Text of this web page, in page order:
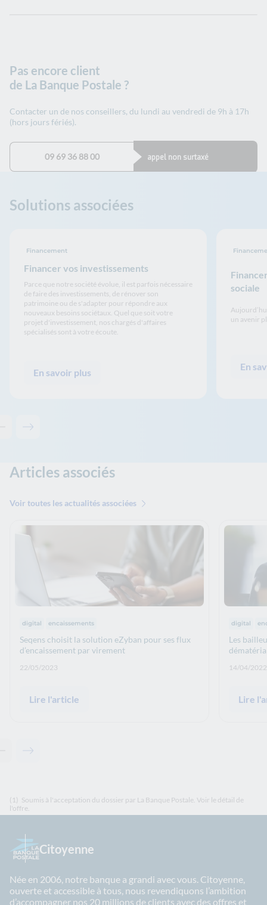
Pas encore client
de La Banque Postale ?
Contacter un de nos conseillers, du lundi au vendredi de 9h à 17h
(hors jours fériés).
09 69 36 88 00 appel non surtaxé
Solutions associées
Financer vos investissements
Financement
Parce que notre société évolue, il est parfois nécessaire
de faire des investissements, de rénover son
patrimoine ou de s'adapter pour répondre aux
nouveaux besoins sociétaux. Quel que soit votre
projet d'investissement, nos chargés d'affaires
spécialisés sont à votre écoute.
En savoir plus
sociale
un avenir
En
Contenu précédent - Solutions associées
Contenu suivant - Solutions associées
Articles associés
Voir toutes les actualités associées
Thématiques :
digital encaissements
Seqens choisit la solution eZyban pour ses flux
d’encaissement par virement
Date de publication: :
22/05/2023
Lire l'article
digital
Les
Date de
14/04/2022
Lire
Contenu précédent - Articles associés
Contenu suivant - Articles associés
(1) Soumis à l'acceptation du dossier par La Banque Postale. Voir le détail de
l'offre.
Citoyenne
Née en 2006, notre banque a grandi avec vous. Citoyenne,
ouverte et accessible à tous, nous revendiquons l’ambition
d’accompagner nos 20 millions de clients avec des offres et